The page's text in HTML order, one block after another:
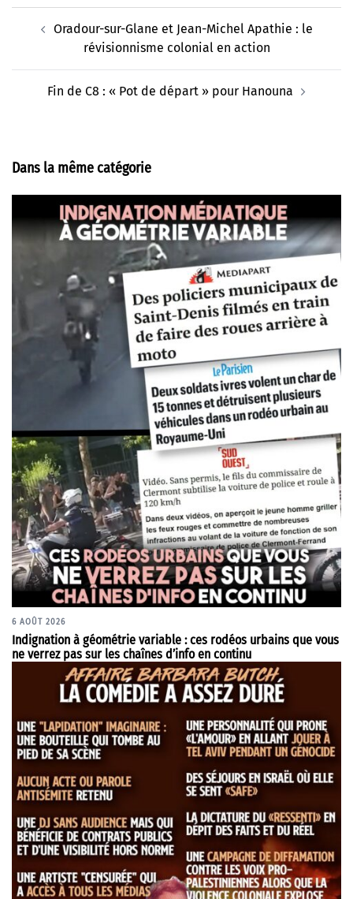
d’articleOradour-sur-Glane et Jean-Michel Apathie : le
révisionnisme colonial en action
Fin de C8 : « Pot de départ » pour Hanouna
Dans la même catégorie
6 AOÛT 2026
Indignation à géométrie variable : ces rodéos urbains que vous
ne verrez pas sur les chaînes d’info en continu